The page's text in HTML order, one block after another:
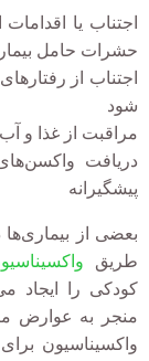
اجتناب یا
حشرات حامل
اجتناب از
شود
مراقبت از غذا و آب
دریافت
پیشگیرانه
بعضی از
طریق
کودکی را ایجاد
منجر به عوارض
واکسیناسیون